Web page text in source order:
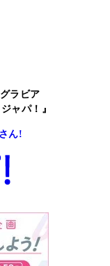
ラビア
ャパ！』
ん!